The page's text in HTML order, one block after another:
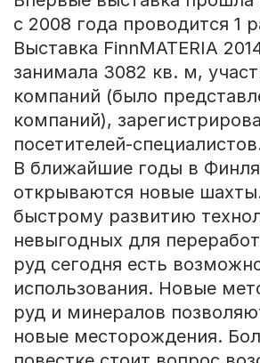
с 2008 года проводится 1
Выставка FinnMATERIA
занимала 3082 кв. м,
компаний (было
компаний),
посетителей-
В ближайшие годы в
открываются новые
быстрому развитию
невыгодных для
руд сегодня есть
использования. Новые
руд и минералов
новые месторождения.